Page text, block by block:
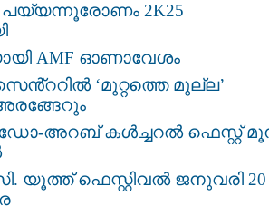
പയ്യന്നൂരോണം 2K25
AMF ഓണാവേശം
‘മുറ്റത്തെ മുല്ല’
അറബ് കൾച്ചറൽ ഫെസ്റ്റ്
ഫെസ്റ്റിവല്‍ ജനുവരി 20